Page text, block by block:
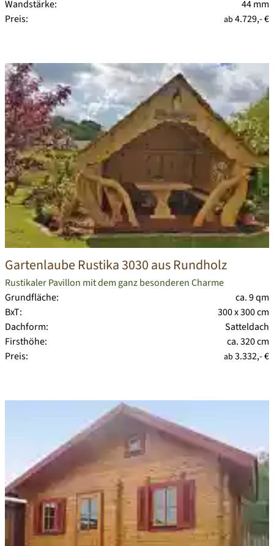
Wandstärke:
44 mm
Preis:
ab 4.729,- €
Gartenlaube Rustika 3030 aus Rundholz
Rustikaler Pavillon mit dem ganz besonderen Charme
Grundfläche:
ca. 9 qm
BxT:
300 x 300 cm
Dachform:
Satteldach
Firsthöhe:
ca. 320 cm
Preis:
ab 3.332,- €